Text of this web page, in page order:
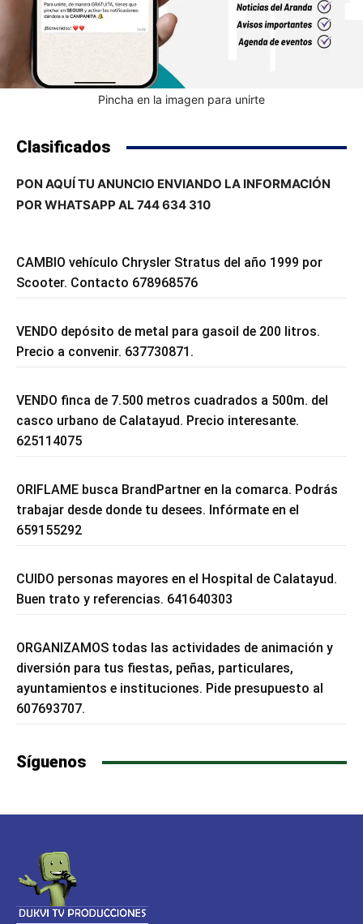
Pincha en la imagen para unirte
Clasificados
PON AQUÍ TU ANUNCIO ENVIANDO LA INFORMACIÓN
POR WHATSAPP AL 744 634 310
CAMBIO vehículo Chrysler Stratus del año 1999 por
Scooter. Contacto 678968576
VENDO depósito de metal para gasoil de 200 litros.
Precio a convenir. 637730871.
VENDO finca de 7.500 metros cuadrados a 500m. del
casco urbano de Calatayud. Precio interesante.
625114075
ORIFLAME busca BrandPartner en la comarca. Podrás
trabajar desde donde tu desees. Infórmate en el
659155292
CUIDO personas mayores en el Hospital de Calatayud.
Buen trato y referencias. 641640303
ORGANIZAMOS todas las actividades de animación y
diversión para tus fiestas, peñas, particulares,
ayuntamientos e instituciones. Pide presupuesto al
607693707.
Síguenos